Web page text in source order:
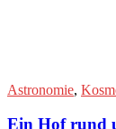
Astronomie,
Ein Hof rund